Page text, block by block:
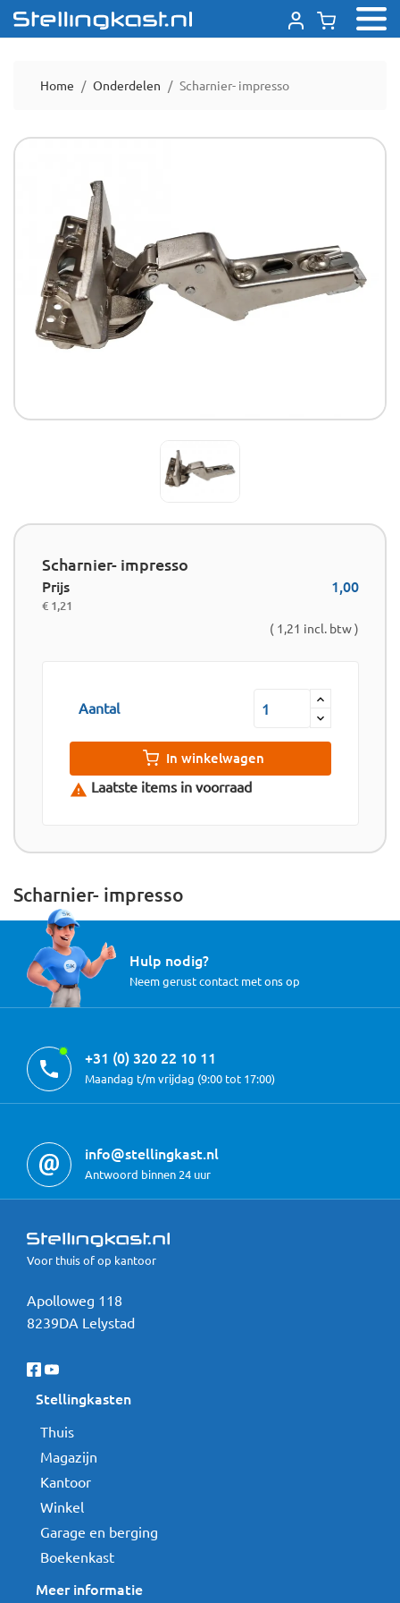
Home Onderdelen Scharnier- impresso
Scharnier- impresso
Prijs 1,00
€ 1,21
( 1,21 incl. btw )
Aantal
In winkelwagen
 Laatste items in voorraad
Scharnier- impresso
Hulp nodig?
Neem gerust contact met ons op
+31 (0) 320 22 10 11
Maandag t/m vrijdag (9:00 tot 17:00)
info@stellingkast.nl
Antwoord binnen 24 uur
Voor thuis of op kantoor
Apolloweg 118
8239DA Lelystad
Stellingkasten
Thuis
Magazijn
Kantoor
Winkel
Garage en berging
Boekenkast
Meer informatie